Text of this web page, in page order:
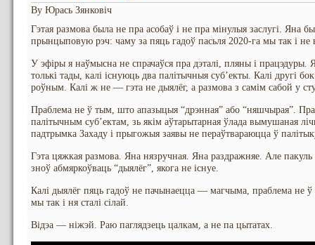
By Юрась Зянковіч
Гэтая размова была не пра асобаў і не пра мінулыя заслугі. Яна
прынцыповую рэч: чаму за пяць гадоў пасьля 2020-га мы так і не
У эфіры я наўмысна не спрачаўся пра дэталі, пляны і
толькі тады, калі існуюць два палітычныя суб’екты. Калі другі
роўным. Калі ж не — гэта не дыялёг, а размова з самім сабой у
Праблема не ў тым, што апазыцыя “дрэнная” або “няшчырая”.
палітычным суб’ектам, зь якім аўтарытарная ўлада вымушаная
падтрымка Захаду і прыгожыя заявы не пераўтвараюцца ў
Гэта цяжкая размова. Яна нязручная. Яна раздражняе. Але
зноў абмяркоўваць “дыялёг”, якога не існуе.
Калі дыялёг пяць гадоў не пачынаецца — магчыма, праблема
мы так і ня сталі сілай.
Відэа — ніжэй. Раю паглядзець цалкам, а не па цытатах.